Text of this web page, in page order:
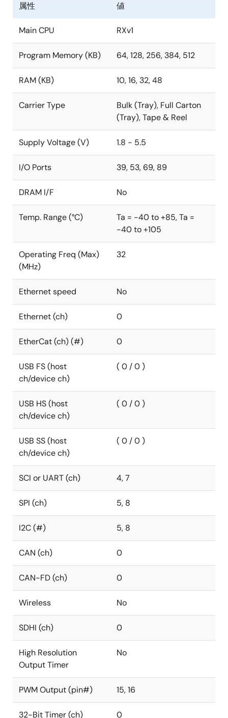
属性 値
Main CPU RXv1
Program Memory (KB) 64, 128, 256, 384, 512
RAM (KB) 10, 16, 32, 48
Carrier Type
Bulk (Tray), Full Carton
(Tray), Tape & Reel
Supply Voltage (V) 1.8 - 5.5
I/O Ports 39, 53, 69, 89
DRAM I/F No
Temp. Range (°C)
Ta = -40 to +85, Ta =
-40 to +105
Operating Freq (Max)
(MHz)
32
Ethernet speed No
Ethernet (ch) 0
EtherCat (ch) (#) 0
USB FS (host
ch/device ch)
( 0 / 0 )
USB HS (host
ch/device ch)
( 0 / 0 )
USB SS (host
ch/device ch)
( 0 / 0 )
SCI or UART (ch) 4, 7
SPI (ch) 5, 8
I2C (#) 5, 8
CAN (ch) 0
CAN-FD (ch) 0
Wireless No
SDHI (ch) 0
High Resolution
Output Timer
No
PWM Output (pin#) 15, 16
32-Bit Timer (ch) 0